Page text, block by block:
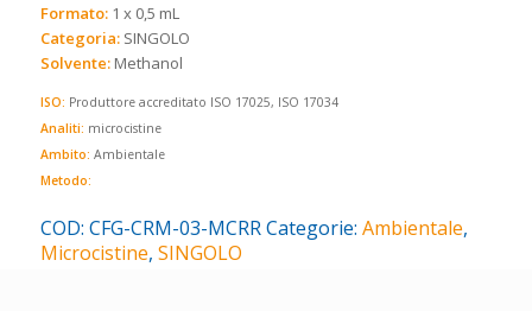
Formato: 1 x 0,5 mL
Categoria: SINGOLO
Solvente: Methanol
ISO: Produttore accreditato ISO 17025, ISO 17034
Analiti: microcistine
Ambito: Ambientale
Metodo:
COD: CFG-CRM-03-MCRR Categorie: Ambientale,
Microcistine, SINGOLO